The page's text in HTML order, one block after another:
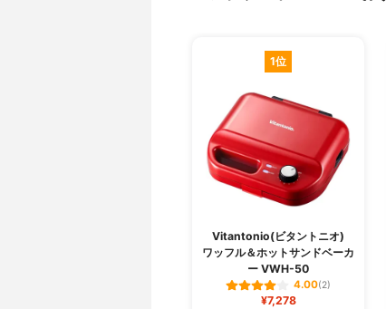
1位
Vitantonio(ビタントニオ)
ワッフル＆ホットサンドベーカ
ー VWH-50
4.00(2)
¥7,278